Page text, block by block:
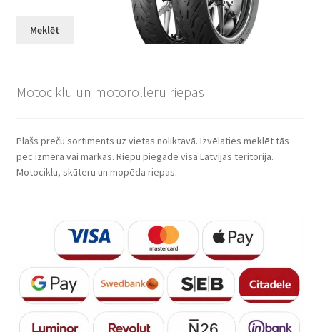
Meklēt
Motociklu un motorolleru riepas
Plašs preču sortiments uz vietas noliktavā. Izvēlaties meklēt tās
pēc izmēra vai markas. Riepu piegāde visā Latvijas teritorijā.
Motociklu, skūteru un mopēda riepas.